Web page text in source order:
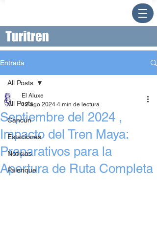
Entrada
All Posts
Cancún
Estaciones
Noticias
Palenque
All Posts
Septiembre del 2024 ,
Impacto del Tren Maya:
Preparativos para la
Apertura de Ruta Completa
El Aluxe
12 ago 2024 4 min de lectura